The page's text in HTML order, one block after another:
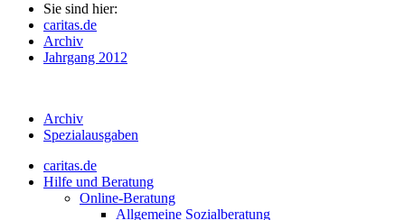
Sie sind hier:
caritas.de
Archiv
Jahrgang 2012
Archiv
Spezialausgaben
caritas.de
Hilfe und Beratung
Online-Beratung
Allgemeine Sozialberatung